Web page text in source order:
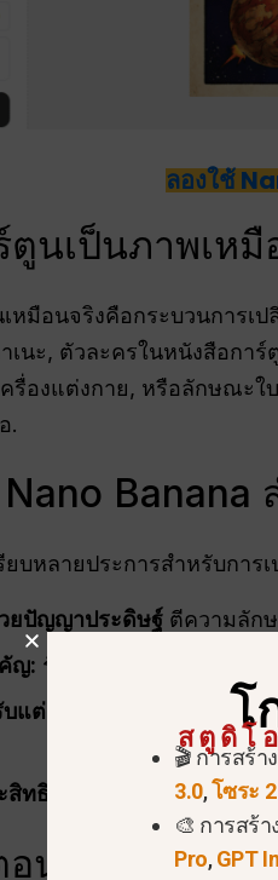
ลองใช้
ตูนเป็นภาพเหมื
หมือนจริงคือกระบวนการ
เนะ, ตัวละครในหนังสือก
ครื่องแต่งกาย, หรือลักษณะ
.
Banana
บหลายประการสำหรับการ
ยปัญญาประดิษฐ์ ตีความลัก
ญ: รักษาลักษณะที่จำได้ เช่น
แต่งได้
เลือกระดับความส
ทธิภาพ:
สร้างภาพเหมือน
นในการเปลี่ย
โ
สตูดิโ
🎬 การสร้า
3.0,โซระ 2
🎨 การสร้
Pro,GPT